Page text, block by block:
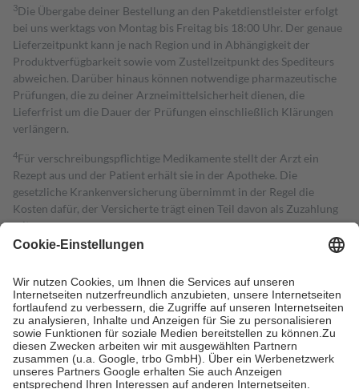
3Die Übergabe deiner Bestellung an den Paketdienstleister erfolgt
bei uns werktags von Montag bis Freitag bis 18:00 Uhr. Der genaue
Lieferzeitpunkt kann je nach Region und in Abhängigkeit der
Produktverfügbarkeit sowie vom Zustellzeitpunkt des Spediteurs
abweichen. Darüber hinaus können notwendige pharmazeutische
Prüfungen, die zu deiner Arzneimittelsicherheit dienen, die
Lieferfrist um die Dauer der Prüfungen einschließlich Klärungen
verlängern.
4Für verschreibungspflichtige Medikamente stellt der Arzt ein
Rezept aus und der Patient erhält sie in der Apotheke. Die
gesetzliche Krankenversicherung übernimmt in der Regel die
Kosten dafür, der Versicherte trägt einen Teil davon als Zuzahlung
mit.
Grundsätzlich leisten Mitglieder Zuzahlungen in Höhe von zehn
höchstens zehn Euro.
Es sind jedoch nie mehr als die tatsächlichen
Kosten der Leistung zu entrichten.
Diese Regeln gelten grundsätzlich auch für Online-Apotheken.
Bei Heilmitteln und häuslicher Krankenpflege beträgt die
Zuzahlung zehn Prozent der Kosten sowie zehn Euro je
Verordnung.
Um das Engagement der Versicherten für ihre eigene Gesundheit zu